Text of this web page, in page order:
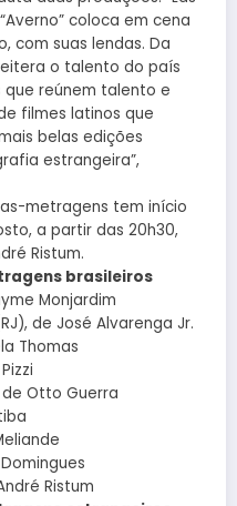
coloca em cena
com suas lendas. Da
o talento do país
reúnem talento e
filmes latinos que
belas edições
estrangeira”,
metragens tem início
a partir das 20h30,
Ristum.
brasileiros
Monjardim
de José Alvarenga Jr.
Thomas
de Otto Guerra
Ristum